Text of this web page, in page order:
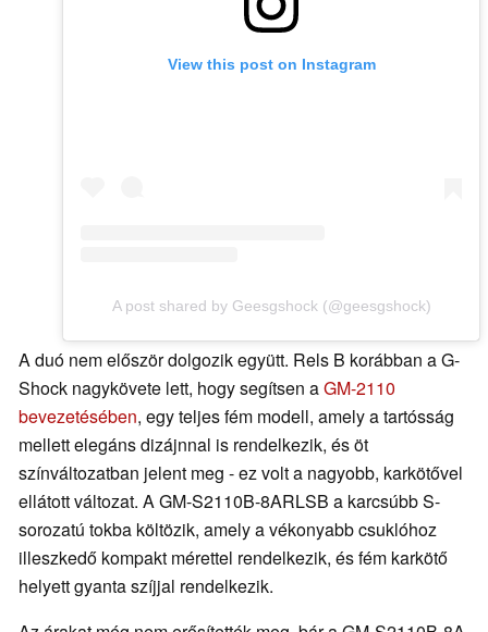
View this post on Instagram
A post shared by Geesgshock (@geesgshock)
A duó nem először dolgozik együtt. Rels B korábban a G-
Shock nagykövete lett, hogy segítsen aGM-2110
bevezetésében, egy teljes fém modell, amely a tartósság
mellett elegáns dizájnnal is rendelkezik, és öt
színváltozatban jelent meg - ez volt a nagyobb, karkötővel
ellátott változat. A GM-S2110B-8ARLSB a karcsúbb S-
sorozatú tokba költözik, amely a vékonyabb csuklóhoz
illeszkedő kompakt mérettel rendelkezik, és fém karkötő
helyett gyanta szíjjal rendelkezik.